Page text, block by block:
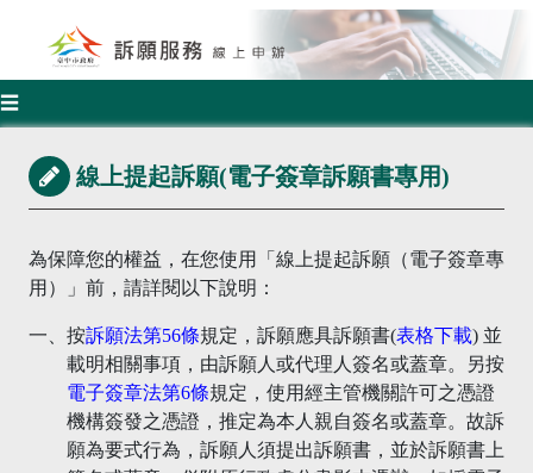
☰
線上提起訴願(電子簽章訴願書專用)
為保障您的權益，在您使用「線上提起訴願（電子簽章專
用）」前，請詳閱以下說明：
一、按訴願法第56條規定，訴願應具訴願書(表格下載) 並
載明相關事項，由訴願人或代理人簽名或蓋章。另按
電子簽章法第6條規定，使用經主管機關許可之憑證
機構簽發之憑證，推定為本人親自簽名或蓋章。故訴
願為要式行為，訴願人須提出訴願書，並於訴願書上